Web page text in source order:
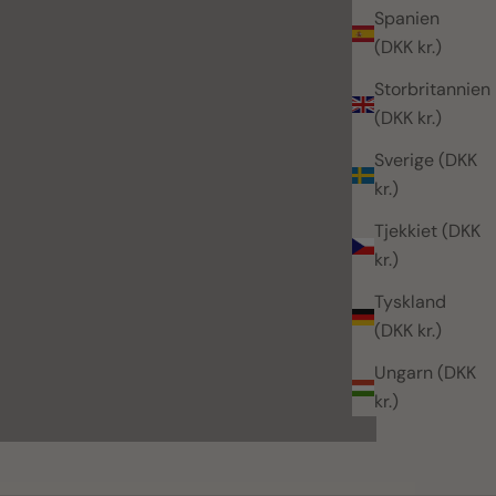
Spanien
(DKK kr.)
Storbritannien
(DKK kr.)
Sverige (DKK
kr.)
Tjekkiet (DKK
kr.)
Tyskland
(DKK kr.)
Ungarn (DKK
kr.)